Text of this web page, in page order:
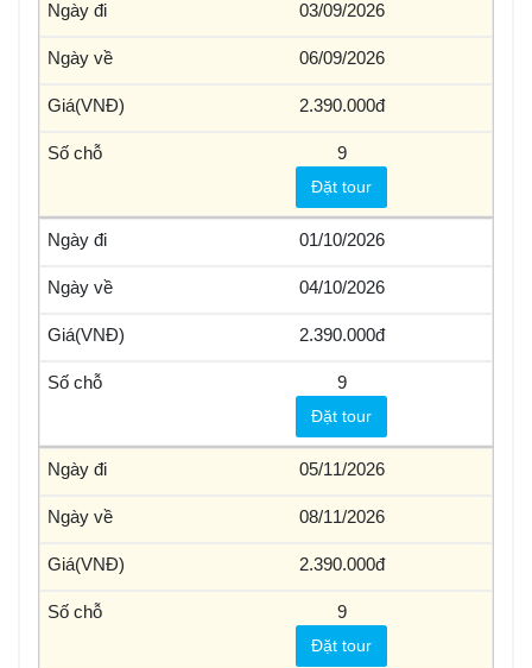
03/09/2026
06/09/2026
2.390.000
9
Đặt tour
01/10/2026
04/10/2026
2.390.000
9
Đặt tour
05/11/2026
08/11/2026
2.390.000
9
Đặt tour